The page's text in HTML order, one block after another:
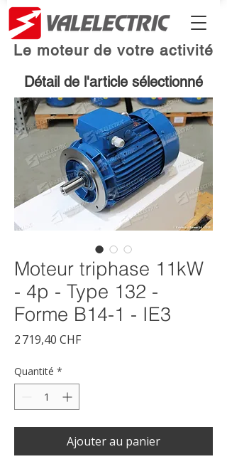
Le moteur de votre activité
Détail de l'article sélectionné
Moteur triphase 11kW
- 4p - Type 132 -
Forme B14-1 - IE3
2 719,40 CHFPrix
Quantité *
Ajouter au panier